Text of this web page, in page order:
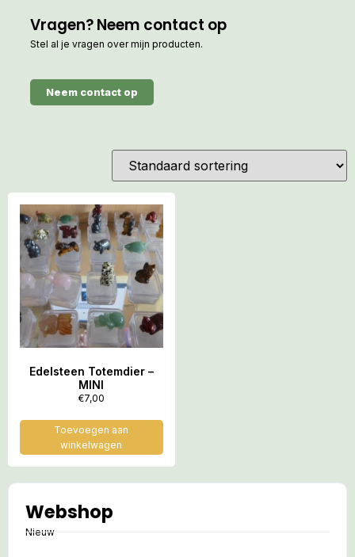
Webshop
Nieuw
Vragen? Neem contact op
Stel al je vragen over mijn producten.
Neem contact op
Edelsteen Totemdier –
MINI
€7,00
Toevoegen aan
winkelwagen